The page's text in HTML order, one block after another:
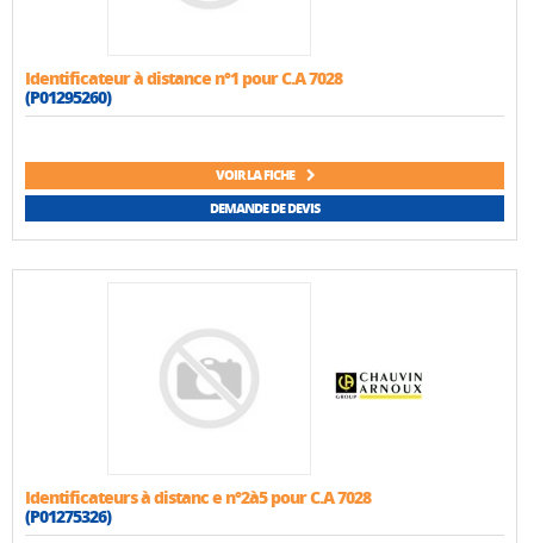
Identificateur à distance n°1 pour C.A 7028
(P01295260)
VOIR LA FICHE
DEMANDE DE DEVIS
Identificateurs à distanc e n°2à5 pour C.A 7028
(P01275326)